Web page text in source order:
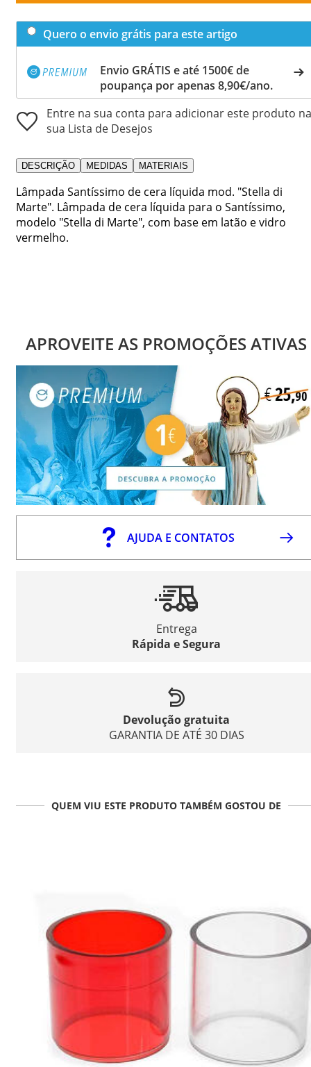
Quero o envio grátis para este artigo
Envio GRÁTIS e até 1500€ de
poupança por apenas 8,90€/ano.
Entre na sua conta para adicionar este produto na
sua Lista de Desejos
DESCRIÇÃO MEDIDAS MATERIAIS
Lâmpada Santíssimo de cera líquida mod. "Stella di
Marte". Lâmpada de cera líquida para o Santíssimo,
modelo "Stella di Marte", com base em latão e vidro
vermelho.
APROVEITE AS PROMOÇÕES ATIVAS
AJUDA E CONTATOS
Entrega
Rápida e Segura
Devolução gratuita
GARANTIA DE ATÉ 30 DIAS
QUEM VIU ESTE PRODUTO TAMBÉM GOSTOU DE